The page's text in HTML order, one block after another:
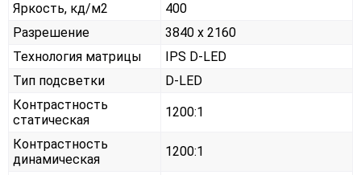
Яркость, кд/м2
400
Разрешение
3840 x 2160
Технология матрицы
IPS D-LED
Тип подсветки
D-LED
Контрастность
статическая
1200:1
Контрастность
динамическая
1200:1